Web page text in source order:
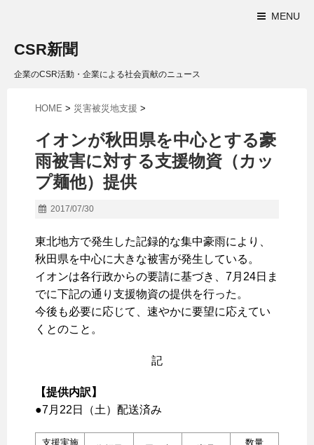
MENU
CSR新聞
企業のCSR活動・企業による社会貢献のニュース
HOME > 災害被災地支援 >
イオンが秋田県を中心とする豪
雨被害に対する支援物資（カッ
プ麺他）提供
2017/07/30
東北地方で発生した記録的な集中豪雨により、
秋田県を中心に大きな被害が発生している。
イオンは各行政からの要請に基づき、7月24日ま
でに下記の通り支援物資の提供を行った。
今後も必要に応じて、速やかに要望に応えてい
くとのこと。
記
【提供内訳】
●7月22日（土）配送済み
支援実施
数量